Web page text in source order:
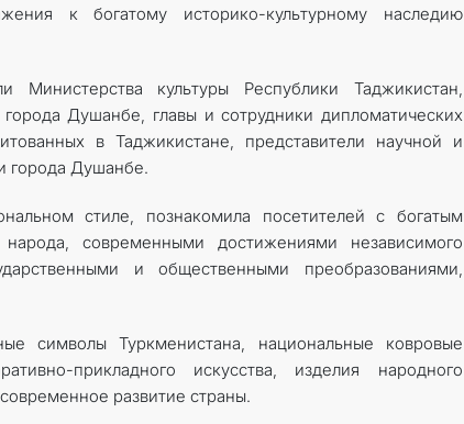
к богатому историко-культурному наследию
Министерства культуры Республики Таджикистан,
города Душанбе, главы и сотрудники дипломатических
в Таджикистане, представители научной и
города Душанбе.
стиле, познакомила посетителей с богатым
современными достижениями независимого
и общественными преобразованиями,
символы Туркменистана, национальные ковровые
прикладного искусства, изделия народного
развитие страны.